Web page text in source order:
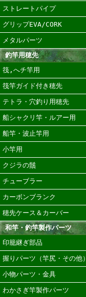
ストレートパイプ
グリップEVA/CORK
メタルパーツ
釣竿用穂先
筏,へチ竿用
筏竿ガイド付き穂先
テトラ・穴釣り用穂先
船シャクリ竿・ルアー用
船竿・波止竿用
小竿用
クジラの鬚
チューブラー
カーボンブランク
穂先ケース＆カーバー
和竿・釣竿製作パーツ
印籠継ぎ部品
握りパーツ（竿尻・その他）
小物パーツ・金具
わかさぎ竿製作パーツ